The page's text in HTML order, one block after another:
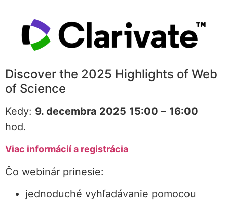
Discover the 2025 Highlights of Web
of Science
Kedy: 9. decembra 2025 15:00 – 16:00
hod.
Viac informácií a registrácia
Čo webinár prinesie:
jednoduché vyhľadávanie pomocou